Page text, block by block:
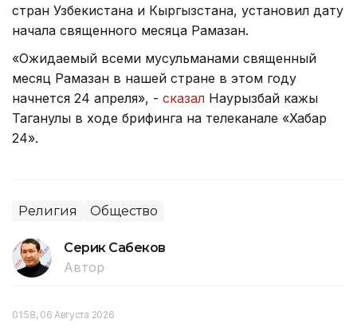
стран Узбекистана и Кыргызстана, установил дату
начала священного месяца Рамазан.
«Ожидаемый всеми мусульманами священный
месяц Рамазан в нашей стране в этом году
начнется 24 апреля», - сказал Наурызбай кажы
Таганулы в ходе брифинга на телеканале «Хабар
24».
Религия Общество
Серик Сабеков
Автор
01:58, 06 Августа 2026